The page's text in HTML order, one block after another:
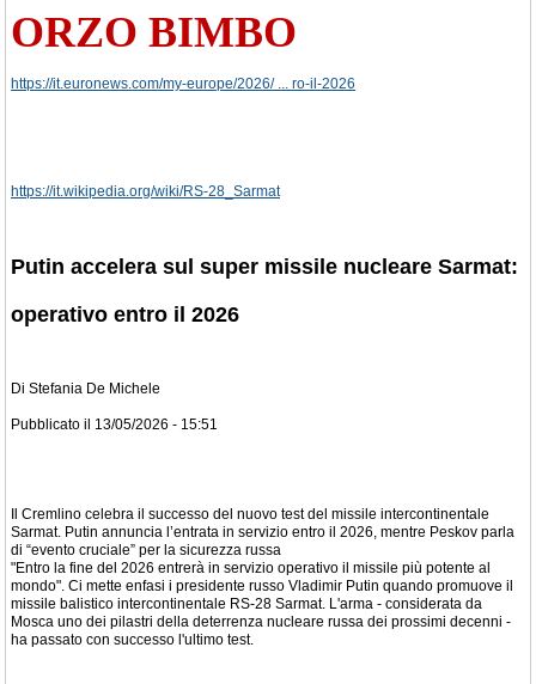
ORZO BIMBO
https://it.euronews.com/my-europe/2026/ ... ro-il-2026
https://it.wikipedia.org/wiki/RS-28_Sarmat
Putin accelera sul super missile nucleare Sarmat:
operativo entro il 2026
Di Stefania De Michele
Pubblicato il 13/05/2026 - 15:51
Il Cremlino celebra il successo del nuovo test del missile intercontinentale
Sarmat. Putin annuncia l’entrata in servizio entro il 2026, mentre Peskov parla
di “evento cruciale” per la sicurezza russa
"Entro la fine del 2026 entrerà in servizio operativo il missile più potente al
mondo". Ci mette enfasi i presidente russo Vladimir Putin quando promuove il
missile balistico intercontinentale RS-28 Sarmat. L'arma - considerata da
Mosca uno dei pilastri della deterrenza nucleare russa dei prossimi decenni -
ha passato con successo l'ultimo test.